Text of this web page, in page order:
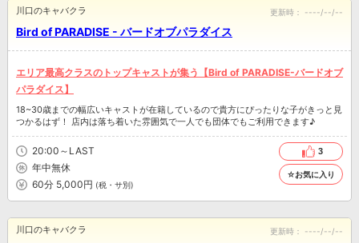
Bird of PARADISE - バードオブパラダイス
川口のキャバクラ 更新時： ----/--/--
エリア最高クラスのトップキャストが集う【Bird of PARADISE-バードオブ
パラダイス】
18~30歳までの幅広いキャストが在籍しているので貴方にぴったりな子がきっと見
つかるはず！ 店内は落ち着いた雰囲気で一人でも団体でもご利用できます♪
20:00～LAST
年中無休
60分 5,000円 (税・サ別)
3
☆お気に入り
川口のキャバクラ 更新時： ----/--/--